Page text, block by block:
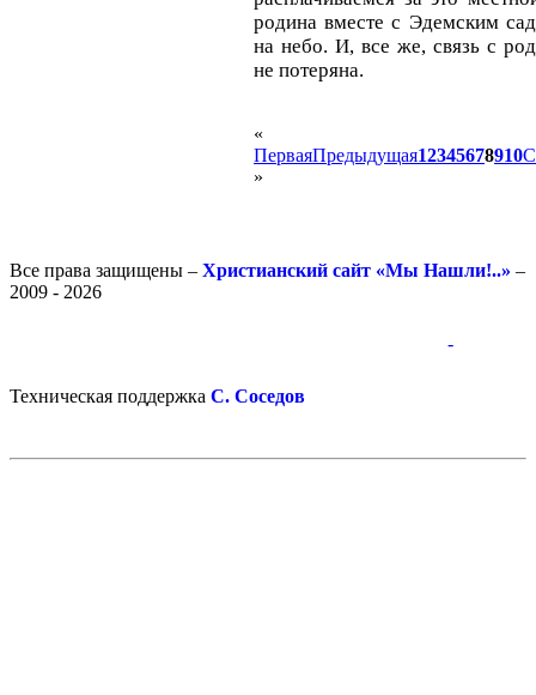
родина вместе с Эдемским
на небо. И, все же, связь с
не потеряна.
«
ПерваяПредыдущая12345678910
»
Все права защищены – Христианский сайт «Мы Нашли!..» –
2009 - 2026
-
Техническая поддержка С. Соседов